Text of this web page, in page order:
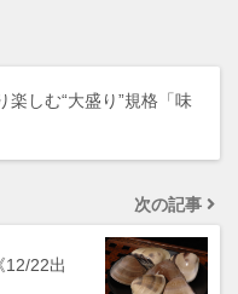
楽しむ“大盛り”規格「味
次の記事
12/22出